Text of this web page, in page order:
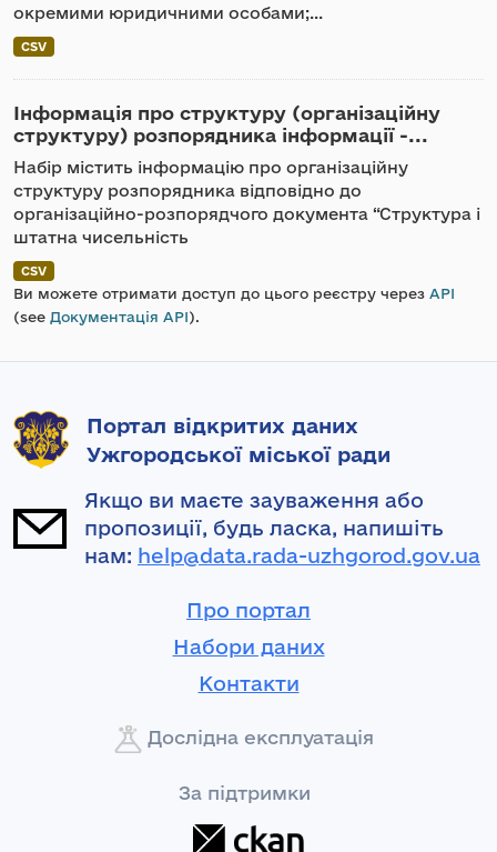
окремими юридичними особами;...
CSV
Інформація про структуру (організаційну
структуру) розпорядника інформації -...
Набір містить інформацію про організаційну
структуру розпорядника відповідно до
організаційно-розпорядчого документа “Структура і
штатна чисельність
CSV
Ви можете отримати доступ до цього реєстру через API
(see Документація API).
Портал відкритих даних
Ужгородської міської ради
Якщо ви маєте зауваження або
пропозиції, будь ласка, напишіть
нам: help@data.rada-uzhgorod.gov.ua
Про портал
Набори даних
Контакти
Дослідна експлуатація
За підтримки